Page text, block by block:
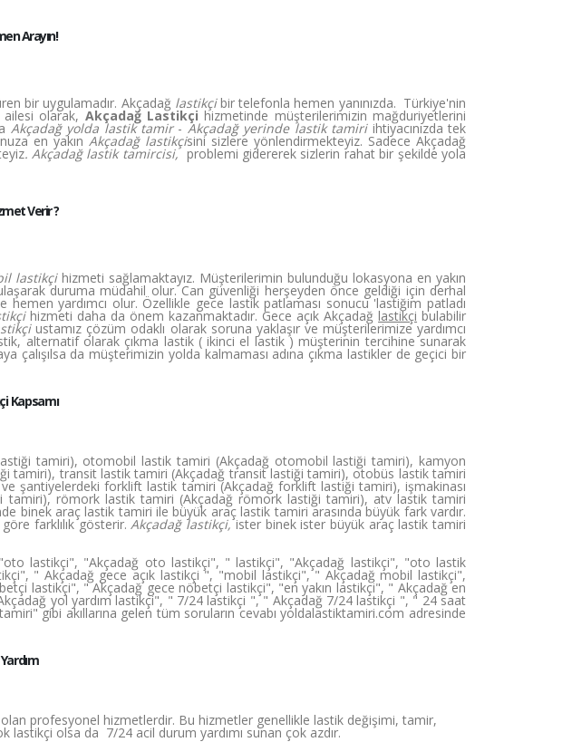
Arayın!
bir uygulamadır. Akçadağ lastikçibir telefonla hemen yanınızda. Türkiye'nin
olarak, Akçadağ Lastikçi hizmetinde müşterilerimizin mağduriyetlerini
Akçadağ yolda lastik tamir- Akçadağ yerinde lastik tamiriihtiyacınızda tek
en yakınAkçadağ lastikçisini sizlere yönlendirmekteyiz. Sadece Akçadağ
. Akçadağ lastik tamircisi, problemi gidererek sizlerin rahat bir şekilde yola
Verir ?
lastikçihizmeti sağlamaktayız. Müşterilerimin bulunduğu lokasyona en yakın
duruma müdahil olur. Can güvenliği herşeyden önce geldiği için derhal
hemen yardımcı olur. Özellikle gece lastik patlaması sonucu 'lastiğim patladı
hizmeti daha da önem kazanmaktadır. Gece açık Akçadağlastikçi bulabilir
ustamız çözüm odaklı olarak soruna yaklaşır ve müşterilerimize yardımcı
alternatif olarak çıkma lastik ( ikinci el lastik ) müşterinin tercihine sunarak
çalışılsa da müşterimizin yolda kalmaması adına çıkma lastikler de geçici bir
Kapsamı
tamiri), otomobil lastik tamiri (Akçadağ otomobil lastiği tamiri), kamyon
tamiri), transit lastik tamiri (Akçadağ transit lastiği tamiri), otobüs lastik tamiri
şantiyelerdeki forklift lastik tamiri (Akçadağ forklift lastiği tamiri), işmakinası
römork lastik tamiri (Akçadağ römork lastiği tamiri), atv lastik tamiri
binek araç lastik tamiri ile büyük araç lastik tamiri arasında büyük fark vardır.
farklılık gösterir.Akçadağ lastikçi,ister binek ister büyük araç lastik tamiri
lastikçi", "Akçadağ oto lastikçi", " lastikçi", "Akçadağ lastikçi", "oto lastik
" Akçadağ gece açık lastikçi ", "mobil lastikçi", " Akçadağ mobil lastikçi",
lastikçi", " Akçadağ gece nöbetçi lastikçi", "en yakın lastikçi", " Akçadağ en
yol yardım lastikçi", " 7/24 lastikçi ", " Akçadağ 7/24 lastikçi ", " 24 saat
gibi akıllarına gelen tüm soruların cevabı yoldalastiktamiri.com adresinde
olan profesyonel hizmetlerdir. Bu hizmetler genellikle lastik değişimi, tamir,
lastikçi olsa da 7/24 acil durum yardımı sunan çok azdır.